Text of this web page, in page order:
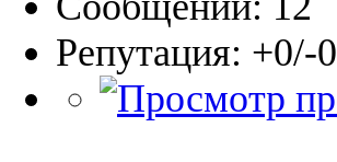
Репутация: +0/-0